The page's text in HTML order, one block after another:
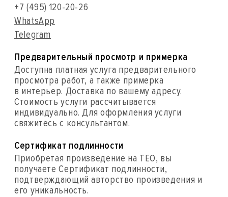
+7 (495) 120-20-26
WhatsApp
Telegram
Предварительный просмотр и примерка
Доступна платная услуга предварительного
просмотра работ, а также примерка
в интерьер. Доставка по вашему адресу.
Стоимость услуги рассчитывается
индивидуально. Для оформления услуги
свяжитесь с консультантом.
Сертификат подлинности
Приобретая произведение на ТЕО, вы
получаете Сертификат подлинности,
подтверждающий авторство произведения и
его уникальность.